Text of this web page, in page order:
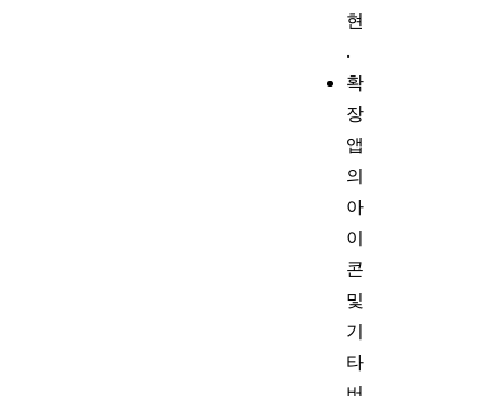
현
.
확
장
앱
의
아
이
콘
및
기
타